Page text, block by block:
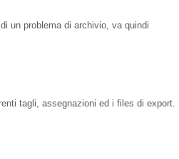
un problema di archivio, va quindi
tagli, assegnazioni ed i files di export.